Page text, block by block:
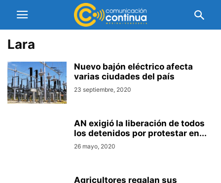
Lara
Nuevo bajón eléctrico afecta
varias ciudades del país
23 septiembre, 2020
AN exigió la liberación de todos
los detenidos por protestar en...
26 mayo, 2020
Agricultores regalan sus